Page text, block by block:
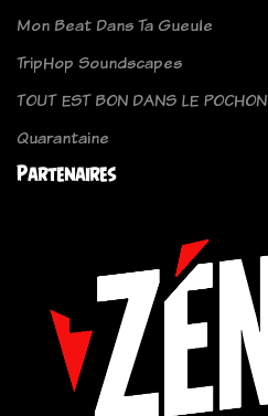
Mon Beat Dans Ta Gueule
TripHop Soundscapes
TOUT EST BON DANS LE POCHON
Quarantaine
Partenaires